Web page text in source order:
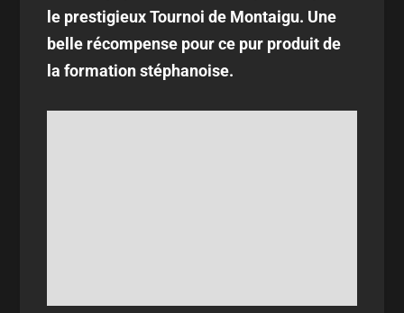
le prestigieux Tournoi de Montaigu. Une
belle récompense pour ce pur produit de
la formation stéphanoise.